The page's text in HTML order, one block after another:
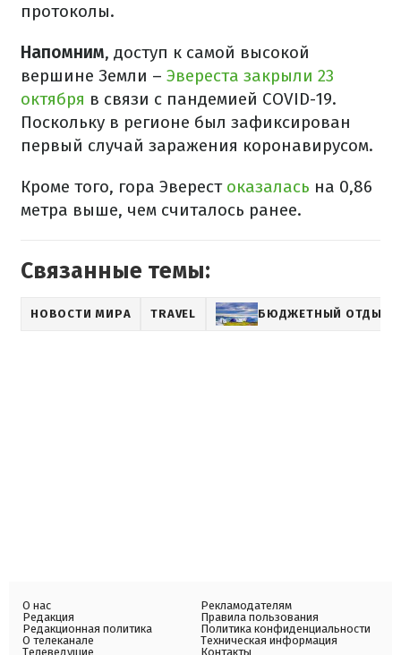
протоколы.
Напомним, доступ к самой высокой
вершине Земли – Эвереста закрыли 23
октября в связи с пандемией COVID-19.
Поскольку в регионе был зафиксирован
первый случай заражения коронавирусом.
Кроме того, гора Эверест оказалась на 0,86
метра выше, чем считалось ранее.
Связанные темы:
НОВОСТИ МИРА TRAVEL БЮДЖЕТНЫЙ ОТДЫХ
О нас
Редакция
Редакционная политика
О телеканале
Телеведущие
Рекламодателям
Правила пользования
Политика конфиденциальности
Техническая информация
Контакты